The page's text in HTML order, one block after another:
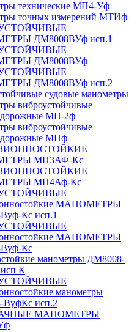
технические МП4-Уф
точных измерений МТИф
ДМ8008ВУф исп.1
ДМ8008ВУф
ДМ8008ВУф исп.2
судовые манометры
виброустойчивые
МП-2ф
виброустойчивые
МПф
МП3АФ-Кс
МП4Аф-Кс
МАНОМЕТРЫ
Кс исп.1
МАНОМЕТРЫ
Кс
манометры ДМ8008-
К
манометры
исп.2
МАНОМЕТРЫ